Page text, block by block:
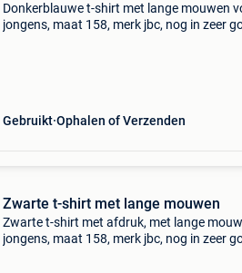
Donkerblauwe t-shirt met lange mouwen
jongens, maat 158, merk jbc, nog in zeer
Gebruikt Ophalen of Verzenden
Zwarte t-shirt met lange mouwen
Zwarte t-shirt met afdruk, met lange
jongens, maat 158, merk jbc, nog in zeer